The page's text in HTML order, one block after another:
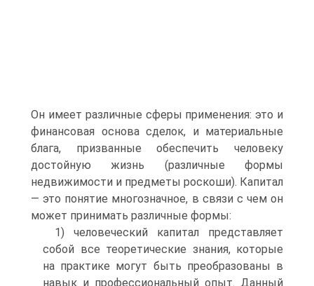
Он имеет различные сферы применения: это и
финансовая основа сделок, и материальные
блага, призванные обеспечить человеку
достойную жизнь (различные формы
недвижимости и предметы роскоши). Капитал
— это понятие многозначное, в связи с чем он
может принимать различные формы:
1) человеческий капитал представляет
собой все теоретические знания, которые
на практике могут быть преобразованы в
навык и профессиональный опыт. Данный